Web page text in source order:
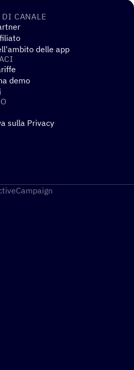
DI CANALE
delle app
demo
sulla Privacy